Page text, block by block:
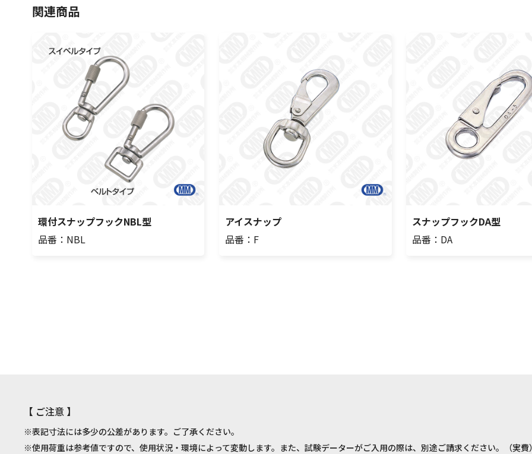
関連商品
環付スナップフックNBL型
品番：NBL
アイスナップ
品番：F
スナップフックDA型
品番：DA
【 ご注意 】
※表記寸法には多少の公差があります。ご了承ください。
※使用荷重は参考値ですので、使用状況・環境によって変動します。また、試験データーがご入用の際は、別途ご請求ください。（実費